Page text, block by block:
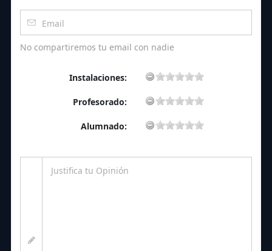
No compartiremos tu email con nadie
Instalaciones:
Profesorado:
Alumnado: